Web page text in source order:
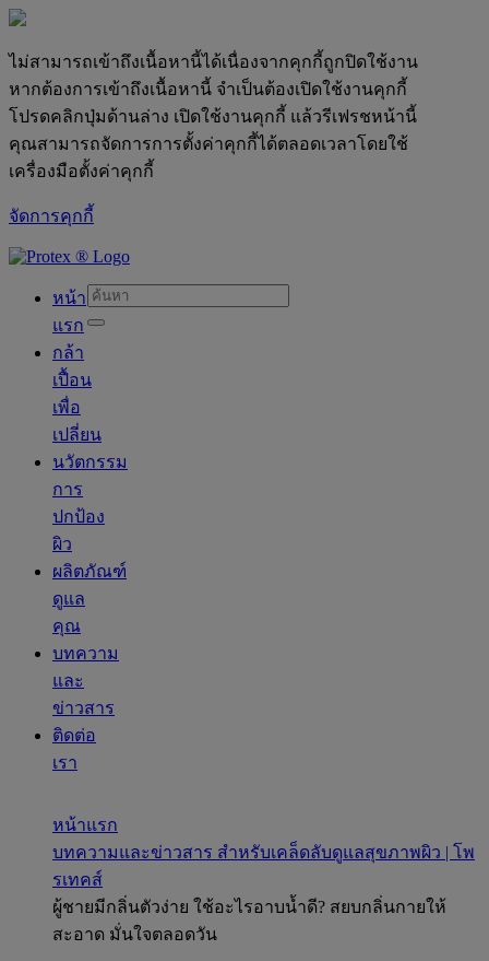
ไม่สามารถเข้าถึงเนื้อหานี้ได้เนื่องจากคุกกี้ถูกปิดใช้งาน
หากต้องการเข้าถึงเนื้อหานี้ จำเป็นต้องเปิดใช้งานคุกกี้
โปรดคลิกปุ่มด้านล่าง เปิดใช้งานคุกกี้ แล้วรีเฟรชหน้านี้
คุณสามารถจัดการการตั้งค่าคุกกี้ได้ตลอดเวลาโดยใช้
เครื่องมือตั้งค่าคุกกี้
จัดการคุกกี้
skipt to main content
หน้า
แรก
กล้า
เปื้อน
เพื่อ
เปลี่ยน
นวัตกรรม
การ
ปกป้อง
ผิว
ผลิตภัณฑ์
ดูแล
คุณ
บทความ
และ
ข่าวสาร
ติดต่อ
เรา
หน้าแรก
บทความและข่าวสาร สำหรับเคล็ดลับดูแลสุขภาพผิว | โพ
รเทคส์
ผู้ชายมีกลิ่นตัวง่าย ใช้อะไรอาบน้ำดี? สยบกลิ่นกายให้
สะอาด มั่นใจตลอดวัน